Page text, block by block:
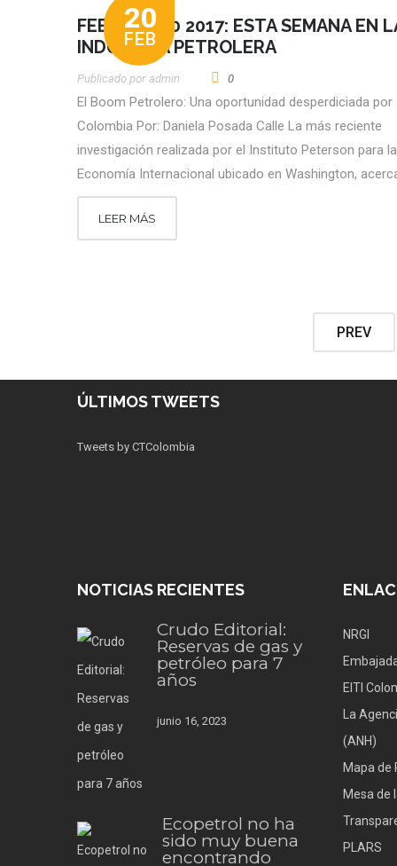
20
FEB
FEBRERO 20 2017: ESTA SEMANA EN
INDUSTRIA PETROLERA
Publicado por Admin 0
El Boom Petrolero: Una oportunidad desperdiciada por
Colombia Por: Daniela Posada Calle La más reciente
investigación realizada por el Instituto Peterson para la
Economía Internacional ubicado en Washington,
LEER MÁS
PREV
ÚLTIMOS TWEETS
Tweets by CTColombia
NOTICIAS RECIENTES
Crudo Editorial:
Reservas de gas y
petróleo para 7
años
junio 16, 2023
Ecopetrol no ha
sido muy buena
encontrando
NRGI
EITI
La
(ANH)
Mapa de
Mesa de
PLARS